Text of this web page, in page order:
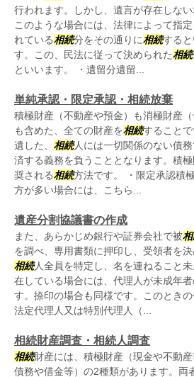
行われます。しかし、遺言が存在しない
このような場合には、法律によって指定
れている相続分をその通りに相続すると
す。この、民法に従って決められた相続
といいます。 ・遺留分遺留...
単純承認・限定承認・相続放棄
積極財産（不動産や預金）も消極財産（
も含めた、全ての財産を相続すること
遺した、 相続人には一切関係のない債務
済する義務を負うこととなります。積
奨される相続方法です。 ・限定承認積
方が多い場合には、こちら...
遺産分割協議書の作成
また、あらかじめ銀行や証券会社で被
を調べ、専用書類に押印し、受領者を
相続人全員を特定し、名を連ねること
在している場合には、代理人が未成年
す。捺印の場合も同様です。このとき
法定代理人又は特別代理人（...
相続財産調査・相続人調査
相続財産には、積極財産（現金や不動
債務や借金等）の2種類があります。両